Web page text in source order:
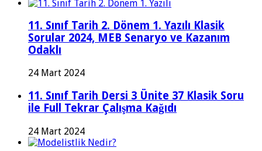
11. Sınıf Tarih 2. Dönem 1. Yazılı Klasik
Sorular 2024, MEB Senaryo ve Kazanım
Odaklı
24 Mart 2024
11. Sınıf Tarih Dersi 3 Ünite 37 Klasik Soru
ile Full Tekrar Çalışma Kağıdı
24 Mart 2024